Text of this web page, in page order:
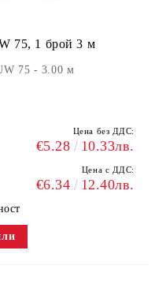
75, 1 брой 3 м
75 - 3.00 м
Цена без ДДС:
€5.28 10.33лв.
Цена с ДДС:
€6.34 12.40лв.